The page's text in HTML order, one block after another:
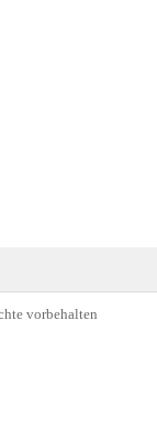
vorbehalten